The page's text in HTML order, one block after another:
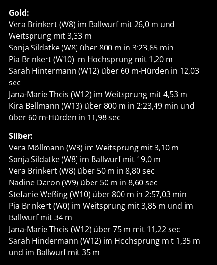
Gold:
Vera Brinkert (W8) im Ballwurf mit 26,0 m und
Weitsprung mit 3,33 m
Sonja Sildatke (W8) über 800 m in 3:23,65 min
Pia Brinkert (W10) im Hochsprung mit 1,20 m
Sarah Hintermann (W12) über 60 m-Hürden in 12,03
sec
Jana-Marie Theis (W12) im Weitsprung mit 4,53 m
Kira Bellmann (W13) über 800 m in 2:23,49 min und
über 60 m-Hürden in 11,98 sec
Silber:
Vera Möllmann (W8) im Weitsprung mit 3,10 m
Sonja Sildatke (W8) im Ballwurf mit 19,0 m
Vera Brinkert (W8) über 50 m in 8,80 sec
Nadine Daron (W9) über 50 m in 8,60 sec
Stefanie Weßing (W10) über 800 m in 2:57,03 min
Pia Brinkert (W0) im Weitsprung mit 3,85 m und im
Ballwurf mit 34 m
Jana-Marie Theis (W12) über 75 m mit 11,22 sec
Sarah Hindermann (W12) im Hochsprung mit 1,35 m
und im Ballwurf mit 35 m